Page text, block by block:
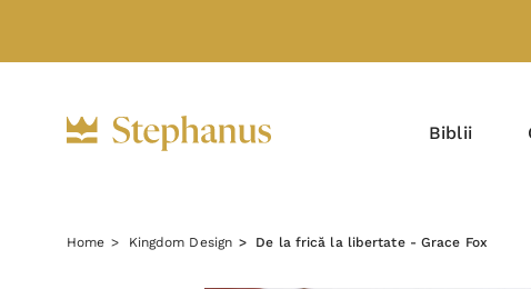
Biblii
Home Kingdom Design De la frică la libertate - Grace Fox